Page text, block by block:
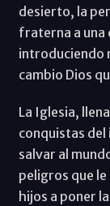
desierto, la
fraterna a una
introduciendo
cambio Dios
La Iglesia,
conquistas del
salvar al
peligros que le
hijos a poner